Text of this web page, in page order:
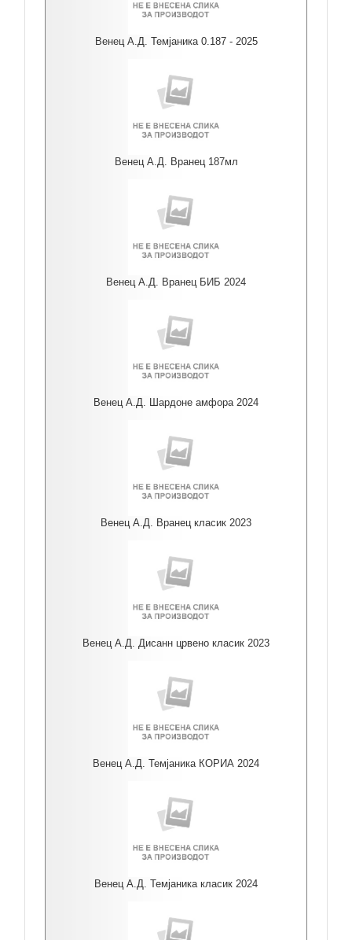
Венец А.Д. Темјаника 0.187 - 2025
Венец А.Д. Вранец 187мл
Венец А.Д. Вранец БИБ 2024
Венец А.Д. Шардоне амфора 2024
Венец А.Д. Вранец класик 2023
Венец А.Д. Дисанн црвено класик 2023
Венец А.Д. Темјаника КОРИА 2024
Венец А.Д. Темјаника класик 2024